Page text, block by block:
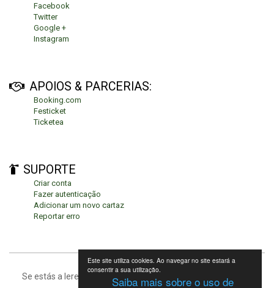
Este site utiliza cookies. Ao navegar no site estará a
consentir a sua utilização.
Saiba mais sobre o uso de
Facebook
Twitter
Google +
Instagram
APOIOS & PARCERIAS:
Booking.com
Festicket
Ticketea
SUPORTE
Criar conta
Fazer autenticação
Adicionar um novo cartaz
Reportar erro
Se estás a leres isto, significa que estás no fundo da página.